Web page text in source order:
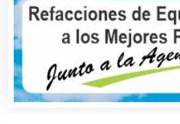
Cajas de Ahorro
Cámaras de Comercio
Camiones para Fletes